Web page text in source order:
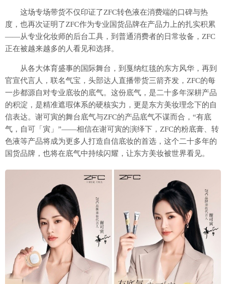
这场专场带货不仅印证了ZFC转色液在消费端的口碑与热
度，也再次证明了ZFC作为专业国货品牌在产品力上的扎实积累
——从专业化妆师的后台工具，到普通消费者的日常妆备，ZFC
正在被越来越多的人看见和选择。
从各大体育盛事的国际舞台，到戛纳红毯的东方风华，再到
官宣代言人，联名气宝，头部达人直播带货三箭齐发，ZFC的每
一步都源自对专业底妆的底气。这份底气，是二十多年深耕产品
的积淀，是精准遮瑕体系的硬核实力，更是东方美妆理念下的自
信表达。谢可寅的舞台底气与ZFC的产品底气不谋而合，“有底
气，自可「寅」”——相信在谢可寅的演绎下，ZFC的粉底膏、转
色液等产品将成为更多人打造自信底妆的首选，这个二十多年的
国货品牌，也将在底气中持续闪耀，让东方美妆被世界看见。